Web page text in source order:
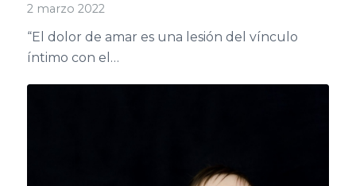
2 marzo 2022
“El dolor de amar es una lesión del vínculo
íntimo con el…